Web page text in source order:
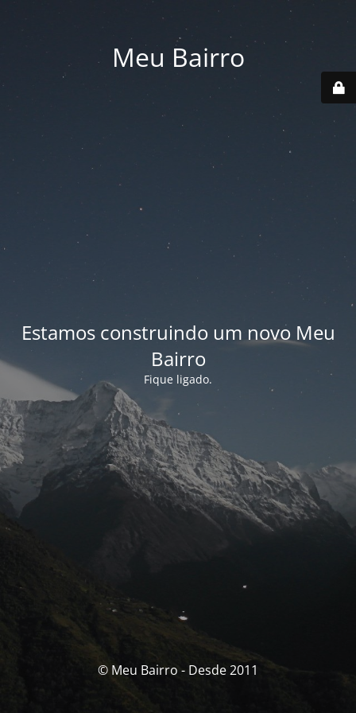
Meu Bairro
Estamos construindo um novo Meu
Bairro
Fique ligado.
© Meu Bairro - Desde 2011